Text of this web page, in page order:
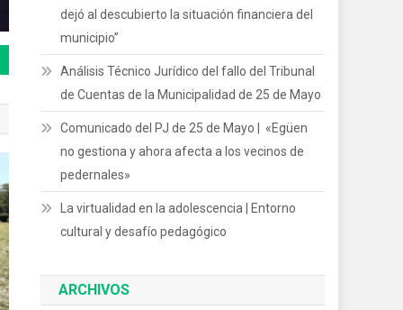
dejó al descubierto la situación financiera del
municipio”
Análisis Técnico Jurídico del fallo del Tribunal
de Cuentas de la Municipalidad de 25 de Mayo
Comunicado del PJ de 25 de Mayo | «Egüen
no gestiona y ahora afecta a los vecinos de
pedernales»
La virtualidad en la adolescencia | Entorno
cultural y desafío pedagógico
ARCHIVOS